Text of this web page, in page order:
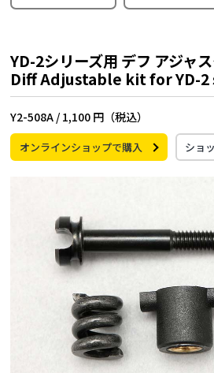
YD-2シリーズ用 デフ アジャ
Diff Adjustable kit for YD-2
Y2-508A / 1,100 円（税込）
オンラインショップで購入 ショ